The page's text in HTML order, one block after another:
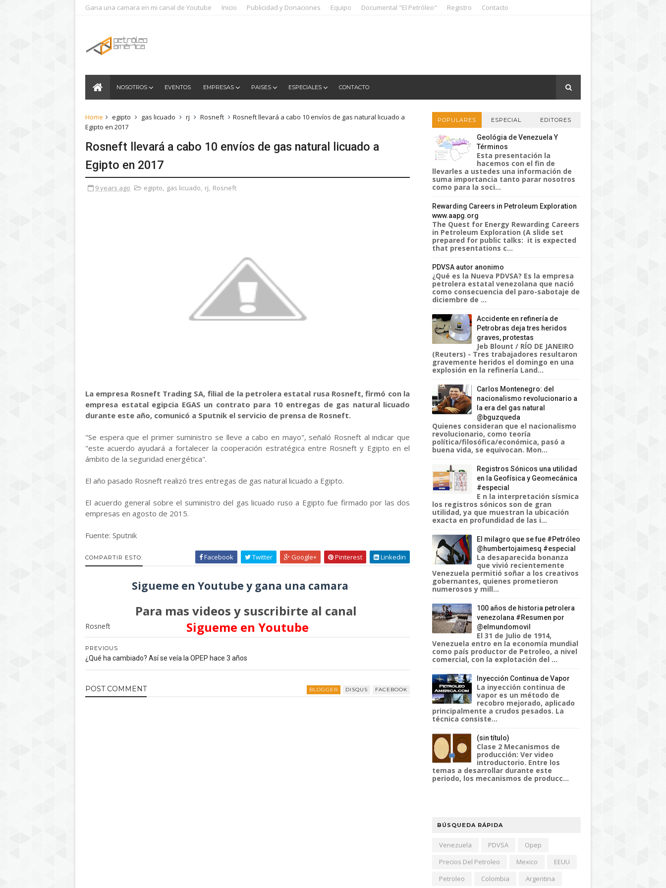
Gana una camara en mi canal de Youtube Inicio Publicidad y Donaciones Equipo Documental "El Petróleo" Registro Contacto
NOSOTROS EVENTOS EMPRESAS PAISES ESPECIALES CONTACTO
Home egipto gas licuado rj Rosneft
Rosneft llevará a cabo 10 envíos de gas natural licuado a
Egipto en 2017
Rosneft llevará a cabo 10 envíos de gas natural licuado a
Egipto en 2017
9 years ago egipto, gas licuado, rj, Rosneft
La empresa Rosneft Trading SA, filial de la petrolera estatal rusa Rosneft, firmó con la
empresa estatal egipcia EGAS un contrato para 10 entregas de gas natural licuado
durante este año, comunicó a Sputnik el servicio de prensa de Rosneft.
"Se espera que el primer suministro se lleve a cabo en mayo", señaló Rosneft al indicar que
"este acuerdo ayudará a fortalecer la cooperación estratégica entre Rosneft y Egipto en el
ámbito de la seguridad energética".
El año pasado Rosneft realizó tres entregas de gas natural licuado a Egipto.
El acuerdo general sobre el suministro del gas licuado ruso a Egipto fue firmado por las dos
empresas en agosto de 2015.
Fuente: Sputnik
COMPARTIR ESTO: Facebook Twitter Google+ Pinterest Linkedin
Sigueme en Youtube y gana una camara
Para mas videos y suscribirte al canal
Sigueme en Youtube
Rosneft
PREVIOUS
¿Qué ha cambiado? Así se veía la OPEP hace 3 años
POST COMMENT BLOGGER DISQUS FACEBOOK
POPULARES ESPECIAL EDITORES
Geológia de Venezuela Y
Términos
Esta presentación la
hacemos con el fin de
llevarles a ustedes una información de
suma importancia tanto parar nosotros
como para la soci...
Rewarding Careers in Petroleum Exploration
www.aapg.org
The Quest for Energy Rewarding Careers
in Petroleum Exploration (A slide set
prepared for public talks: it is expected
that presentations c...
PDVSA autor anonimo
¿Qué es la Nueva PDVSA? Es la empresa
petrolera estatal venezolana que nació
como consecuencia del paro-sabotaje de
diciembre de ...
Accidente en refinería de
Petrobras deja tres heridos
graves, protestas
Jeb Blount / RÍO DE JANEIRO
(Reuters) - Tres trabajadores resultaron
gravemente heridos el domingo en una
explosión en la refinería Land...
Carlos Montenegro: del
nacionalismo revolucionario a
la era del gas natural
@bguzqueda
Quienes consideran que el nacionalismo
revolucionario, como teoría
política/filosófica/económica, pasó a
buena vida, se equivocan. Mon...
Registros Sónicos una utilidad
en la Geofísica y Geomecánica
#especial
E n la interpretación sísmica
los registros sónicos son de gran
utilidad, ya que muestran la ubicación
exacta en profundidad de las i...
El milagro que se fue #Petróleo
@humbertojaimesq #especial
La desaparecida bonanza
que vivió recientemente
Venezuela permitió soñar a los creativos
gobernantes, quienes prometieron
numerosos y mill...
100 años de historia petrolera
venezolana #Resumen por
@elmundomovil
El 31 de Julio de 1914,
Venezuela entro en la economía mundial
como país productor de Petroleo, a nivel
comercial, con la explotación del ...
Inyección Continua de Vapor
La inyección continua de
vapor es un método de
recobro mejorado, aplicado
principalmente a crudos pesados. La
técnica consiste...
(sin título)
Clase 2 Mecanismos de
producción: Ver video
introductorio. Entre los
temas a desarrollar durante este
periodo, los mecanismos de producc...
BÚSQUEDA RÁPIDA
Venezuela PDVSA
Opep
Precios Del Petroleo
Mexico
EEUU
Petroleo
Colombia
Argentina